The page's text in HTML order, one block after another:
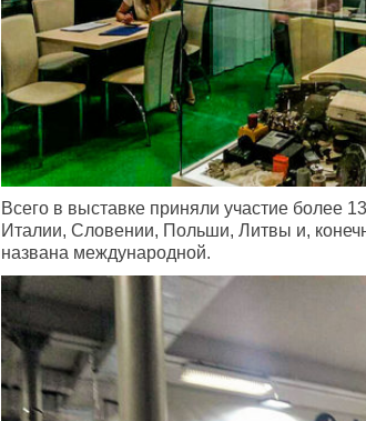
Всего в выставке приняли участие более
Италии, Словении, Польши, Литвы и,
названа международной.